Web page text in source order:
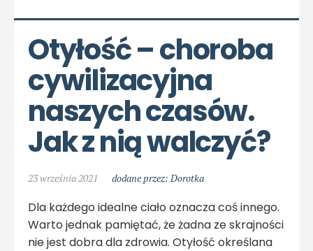
Otyłość – choroba
cywilizacyjna
naszych czasów.
Jak z nią walczyć?
23 września 2021 dodane przez: Dorotka
Dla każdego idealne ciało oznacza coś innego.
Warto jednak pamiętać, że żadna ze skrajności
nie jest dobra dla zdrowia. Otyłość określana